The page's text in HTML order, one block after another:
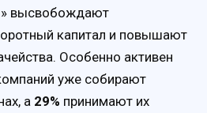
высвобождают
капитал и повышают
Особенно активен
уже собирают
а 29% принимают их